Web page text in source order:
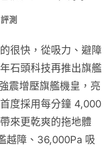
測
很快，從吸力、避障
石頭科技再推出旗艦
震增壓旗艦機皇，亮
度採用每分鐘 4,000
來更乾爽的拖地體
越障、36,000Pa 吸